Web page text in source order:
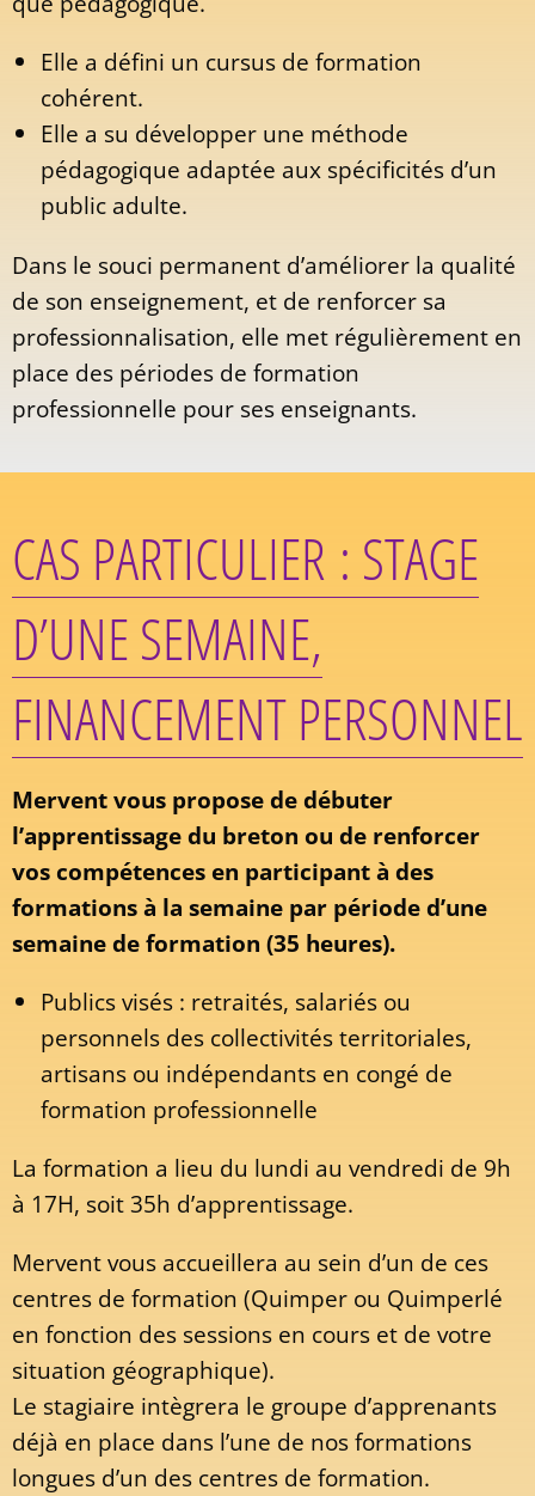
Elle a défini un cursus de formation
cohérent.
Elle a su développer une méthode
pédagogique adaptée aux spécificités d’un
public adulte.
Dans le souci permanent d’améliorer la qualité
de son enseignement, et de renforcer sa
professionnalisation, elle met régulièrement en
place des périodes de formation
professionnelle pour ses enseignants.
CAS PARTICULIER : STAGE
D’UNE SEMAINE,
FINANCEMENT PERSONNEL
Mervent vous propose de débuter
l’apprentissage du breton ou de renforcer
vos compétences en participant à des
formations à la semaine par période d’une
semaine de formation (35 heures).
Publics visés : retraités, salariés ou
personnels des collectivités territoriales,
artisans ou indépendants en congé de
formation professionnelle
La formation a lieu du lundi au vendredi de 9h
à 17H, soit 35h d’apprentissage.
Mervent vous accueillera au sein d’un de ces
centres de formation (Quimper ou Quimperlé
en fonction des sessions en cours et de votre
situation géographique).
Le stagiaire intègrera le groupe d’apprenants
déjà en place dans l’une de nos formations
longues d’un des centres de formation.